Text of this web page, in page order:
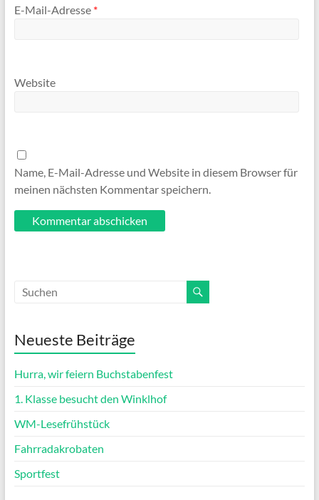
E-Mail-Adresse *
Website
Name, E-Mail-Adresse und Website in diesem Browser für
meinen nächsten Kommentar speichern.
Neueste Beiträge
Hurra, wir feiern Buchstabenfest
1. Klasse besucht den Winklhof
WM-Lesefrühstück
Fahrradakrobaten
Sportfest